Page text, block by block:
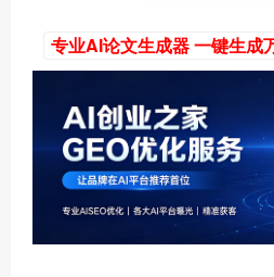
专业AI论文生成器 一键生成